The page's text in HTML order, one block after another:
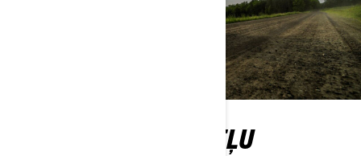
IEKARO JEBKURU CEĻU